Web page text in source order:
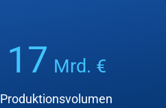
17 Mrd. €
Produktionsvolumen